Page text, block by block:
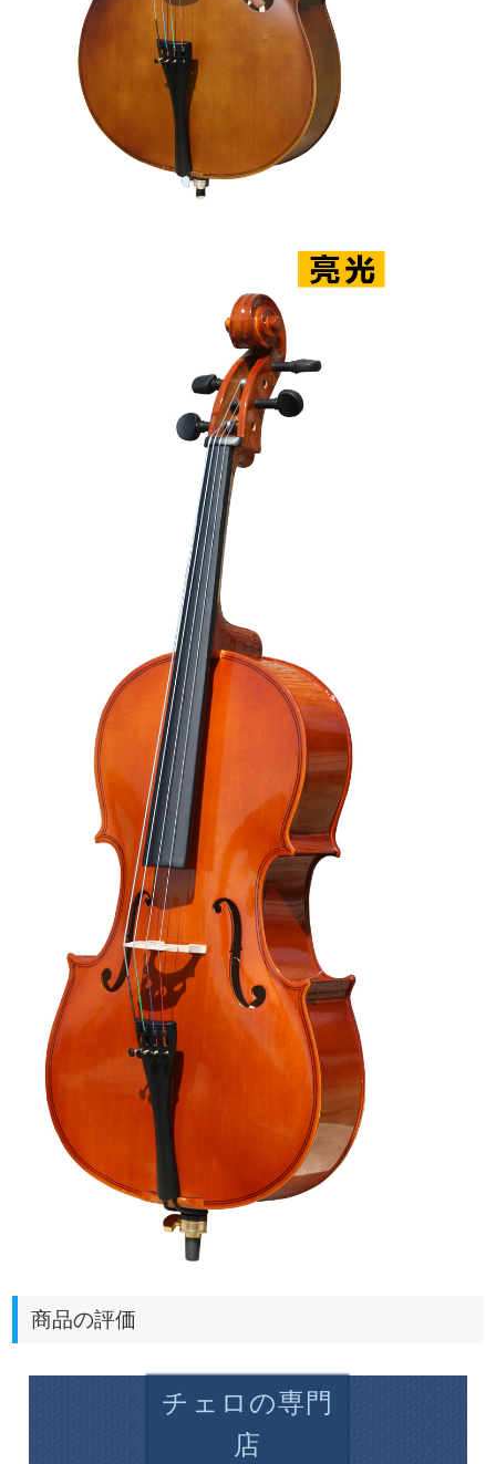
商品の評価
チェロの専門
店